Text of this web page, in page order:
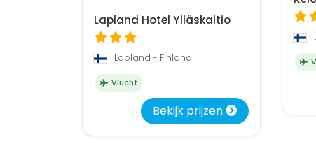
Lapland Hotel Ylläskaltio
Lapland - Finland
Vlucht
Bekijk prijzen